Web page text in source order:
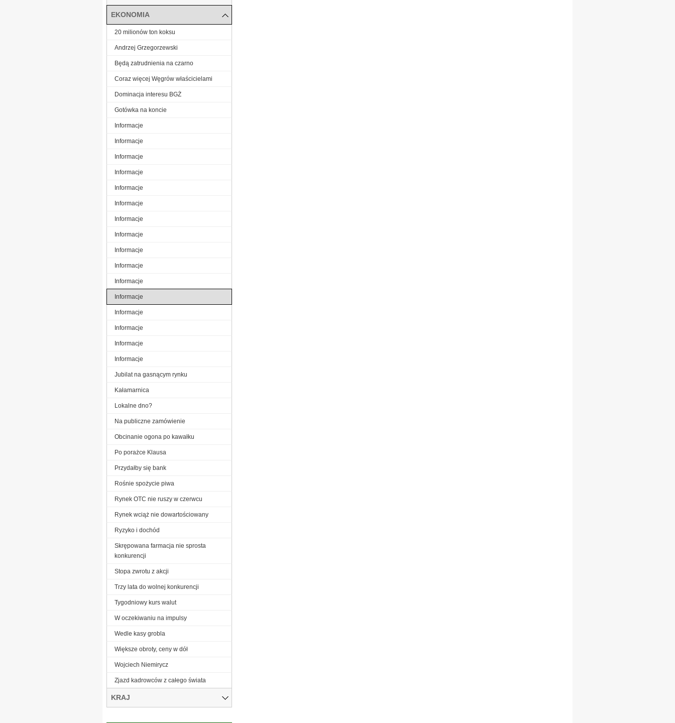
EKONOMIA
20 milionów ton koksu
Andrzej Grzegorzewski
Będą zatrudnienia na czarno
Coraz więcej Węgrów właścicielami
Dominacja interesu BGŻ
Gotówka na koncie
Informacje
Informacje
Informacje
Informacje
Informacje
Informacje
Informacje
Informacje
Informacje
Informacje
Informacje
Informacje
Informacje
Informacje
Informacje
Informacje
Jubilat na gasnącym rynku
Kałamarnica
Lokalne dno?
Na publiczne zamówienie
Obcinanie ogona po kawałku
Po porażce Klausa
Przydałby się bank
Rośnie spożycie piwa
Rynek OTC nie ruszy w czerwcu
Rynek wciąż nie dowartościowany
Ryzyko i dochód
Skrępowana farmacja nie sprosta
konkurencji
Stopa zwrotu z akcji
Trzy lata do wolnej konkurencji
Tygodniowy kurs walut
W oczekiwaniu na impulsy
Wedle kasy grobla
Większe obroty, ceny w dół
Wojciech Niemirycz
Zjazd kadrowców z całego świata
KRAJ